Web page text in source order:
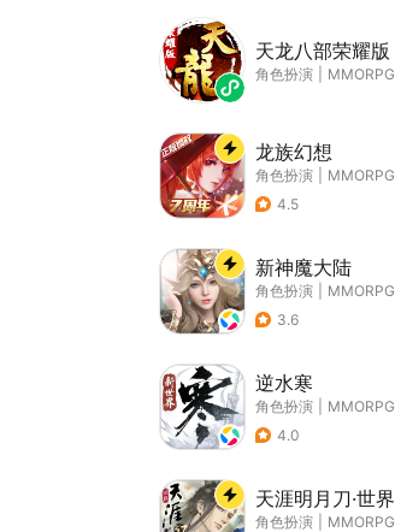
天龙八部荣耀版
角色扮演 MMORPG
龙族幻想
角色扮演 MMORPG
4.5
新神魔大陆
角色扮演 MMORPG
3.6
逆水寒
角色扮演 MMORPG
4.0
天涯明月刀·世界
角色扮演 MMORPG